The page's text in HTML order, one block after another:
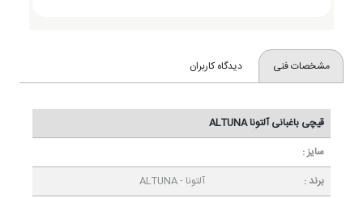
مشخصات فنی دیدگاه کاربران
قیچی باغبانی آلتونا ALTUNA
سایز :
برند :
آلتونا - ALTUNA